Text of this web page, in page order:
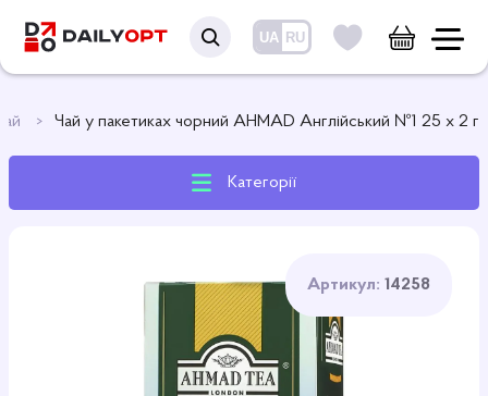
UA RU
Чай у пакетиках чорний AHMAD Англійський №1 25 х 2 г
Категорії
Артикул: 14258